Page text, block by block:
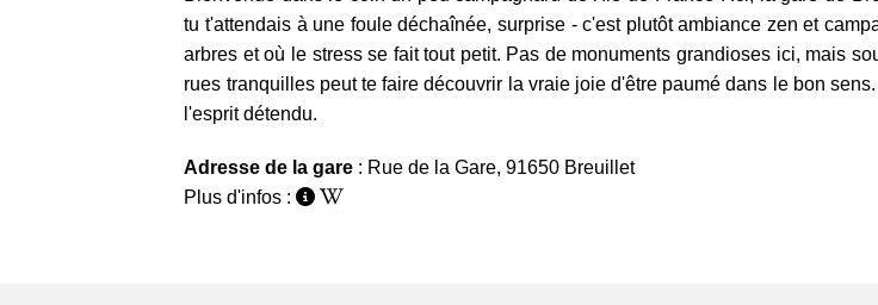
tu t'attendais à une foule déchaînée, surprise - c'est plutôt ambiance zen et
arbres et où le stress se fait tout petit. Pas de monuments grandioses ici, mais
rues tranquilles peut te faire découvrir la vraie joie d'être paumé dans le bon
l'esprit détendu.
Adresse de la gare : Rue de la Gare, 91650 Breuillet
Plus d'infos :